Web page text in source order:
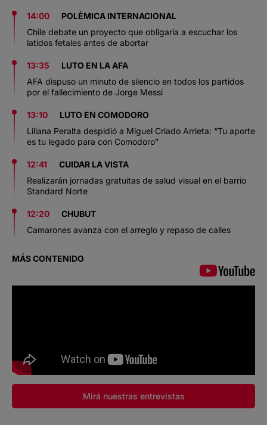
14:00
POLÈMICA INTERNACIONAL
Chile debate un proyecto que obligaría a escuchar los
latidos fetales antes de abortar
13:35
LUTO EN LA AFA
AFA dispuso un minuto de silencio en todos los partidos
por el fallecimiento de Jorge Messi
13:10
LUTO EN COMODORO
Liliana Peralta despidió a Miguel Criado Arrieta: “Tu aporte
es tu legado para con Comodoro”
12:41
CUIDAR LA VISTA
Realizarán jornadas gratuitas de salud visual en el barrio
Standard Norte
12:20
CHUBUT
Camarones avanza con el arreglo y repaso de calles
MÁS CONTENIDO
Mirá nuestras entrevistas